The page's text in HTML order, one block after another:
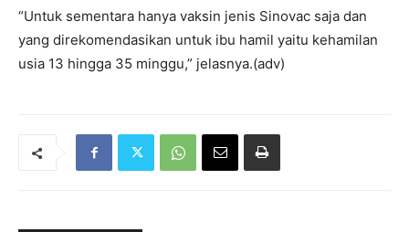
“Untuk sementara hanya vaksin jenis Sinovac saja dan
yang direkomendasikan untuk ibu hamil yaitu kehamilan
usia 13 hingga 35 minggu,” jelasnya.(adv)